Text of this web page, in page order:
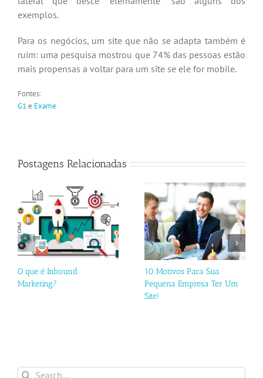
exemplos.
Para os negócios, um site que não se adapta também é
ruim: uma pesquisa mostrou que 74% das pessoas estão
mais propensas a voltar para um site se ele for mobile.
Fontes:
G1 e Exame
Postagens Relacionadas
O que é Inbound
Marketing?
10 Motivos Para Sua
Pequena Empresa Ter Um
Site!
Search